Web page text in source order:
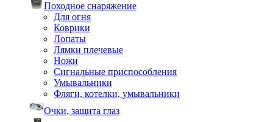
Походное снаряжение
Для огня
Коврики
Лопаты
Лямки плечевые
Ножи
Сигнальные приспособления
Умывальники
Фляги, котелки, умывальники
Очки, защита глаз